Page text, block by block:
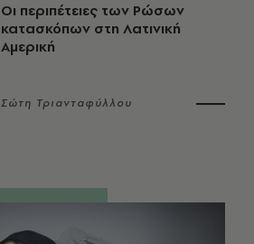
Οι περιπέτειες των Ρώσων
κατασκόπων στη Λατινική
Αμερική
Σώτη Τριανταφύλλου